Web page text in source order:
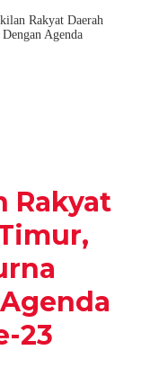
Rakyat Daerah
Agenda
Rakyat
23